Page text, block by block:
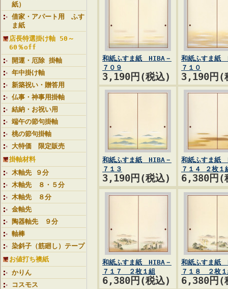
紙）
借家・アパート用 ふす
ま紙
店長特選掛け軸 50～
60％off
開運・厄除 掛軸
年中掛け軸
新築祝い・贈答用
仏事・神事用掛軸
結納・お祝い用
端午の節句掛軸
桃の節句掛軸
大特価 限定販売
掛軸材料
木軸先 ９分
木軸先 ８・５分
木軸先 ８分
金軸先
陶器軸先 ９分
軸棒
染斜子（筋廻し）テープ
お値打ち襖紙
かりん
コスモス
和紙ふすま紙 HIBA－
７０９
3,190円(税込)
和紙ふすま紙
７１０
3,190円(
和紙ふすま紙 HIBA－
７１３
3,190円(税込)
和紙ふすま紙
７１４ ２枚１
6,380円(
和紙ふすま紙 HIBA－
７１７ ２枚１組
6,380円(税込)
和紙ふすま紙
７１８ ２枚
6,380円(